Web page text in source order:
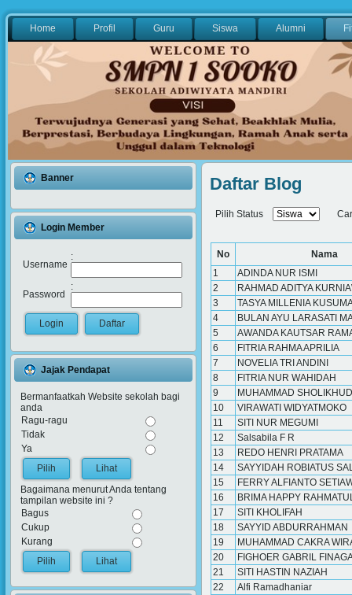
Home Profil Guru Siswa Alumni
Banner
Login Member
Username
:
Password
:
Jajak Pendapat
Bermanfaatkah Website sekolah bagi
anda
Ragu-ragu
Tidak
Ya
Lihat
Bagaimana menurut Anda tentang
tampilan website ini ?
Bagus
Cukup
Kurang
Lihat
Daftar Blog
Pilih Status
No
Nama
1
ADINDA NUR ISMI
2
RAHMAD ADITYA
3
TASYA MILLENIA
4
BULAN AYU LARASATI
5
AWANDA KAUTSAR
6
FITRIA RAHMA APRILIA
7
NOVELIA TRI ANDINI
8
FITRIA NUR WAHIDAH
9
MUHAMMAD
10
VIRAWATI WIDYATMOKO
11
SITI NUR MEGUMI
12
Salsabila F R
13
REDO HENRI PRATAMA
14
SAYYIDAH ROBIATUS
15
FERRY ALFIANTO
16
BRIMA HAPPY
17
SITI KHOLIFAH
18
SAYYID ABDURRAHMAN
19
MUHAMMAD CAKRA
20
FIGHOER GABRIL
21
SITI HASTIN NAZIAH
22
Alfi Ramadhaniar